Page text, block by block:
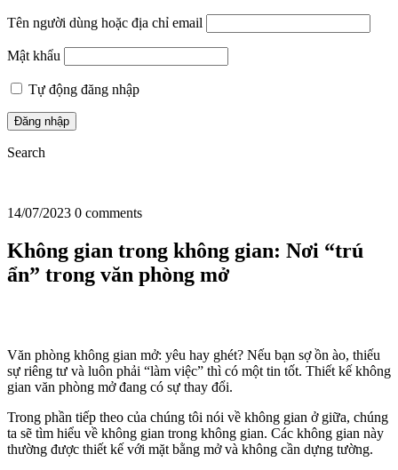
Tên người dùng hoặc địa chỉ email
Mật khẩu
Tự động đăng nhập
Search
14/07/2023 0 comments
Không gian trong không gian: Nơi “trú
ẩn” trong văn phòng mở
Văn phòng không gian mở: yêu hay ghét? Nếu bạn sợ ồn ào, thiếu
sự riêng tư và luôn phải “làm việc” thì có một tin tốt. Thiết kế không
gian văn phòng mở đang có sự thay đổi.
Trong phần tiếp theo của chúng tôi nói về không gian ở giữa, chúng
ta sẽ tìm hiểu về không gian trong không gian. Các không gian này
thường được thiết kế với mặt bằng mở và không cần dựng tường.